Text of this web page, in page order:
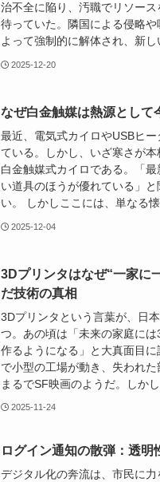
治不全に陥り、汚職でリソー
待っていた。隣国による侵略
よって強制的に解体され、新し
2025-12-20
なぜ白金触媒は熱源として
最近、電気式カイロやUSBヒー
ている。しかし、いざ寒さが
白金触媒式カイロである。「
い道具のほうが優れている」
い。 しかしここには、単なる
2025-12-04
3Dプリンタはなぜ“一家に
だ技術の真相
3Dプリンタという言葉が、日
つ。あの頃は「未来の家庭に
作るようになる」と大真面目
で小型の工場が動き、失われ
まるでSF映画のようだ。しか
2025-11-24
ログイン通知の散弾：透明
デジタル化の奔流は、市民に